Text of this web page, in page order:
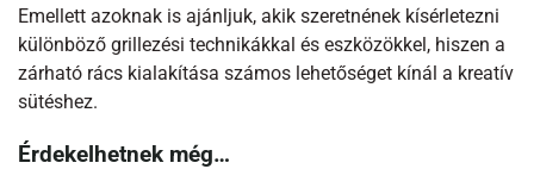
Emellett azoknak is ajánljuk, akik szeretnének kísérletezni
különböző grillezési technikákkal és eszközökkel, hiszen a
zárható rács kialakítása számos lehetőséget kínál a kreatív
sütéshez.
Érdekelhetnek még…